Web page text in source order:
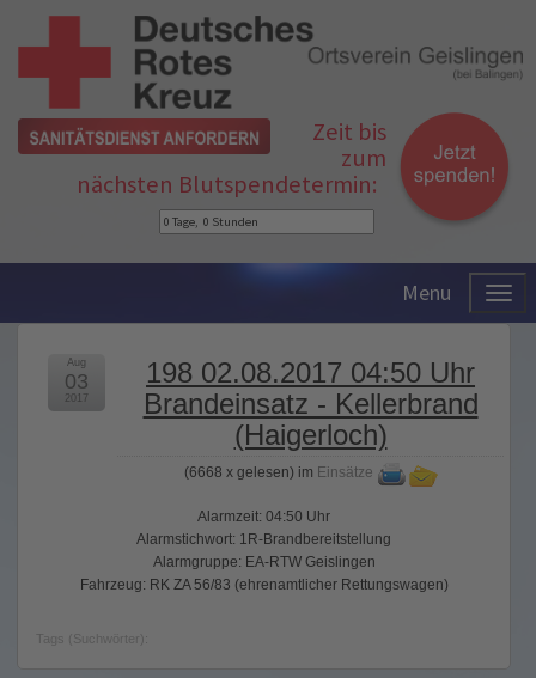
Zeit bis
zum
nächsten Blutspendetermin:
Menu
198 02.08.2017 04:50 Uhr
Brandeinsatz - Kellerbrand
(Haigerloch)
(6668 x gelesen) im Einsätze
Aug
03
2017
Alarmzeit: 04:50 Uhr
Alarmstichwort: 1R-Brandbereitstellung
Alarmgruppe: EA-RTW Geislingen
Fahrzeug: RK ZA 56/83 (ehrenamtlicher Rettungswagen)
Tags (Suchwörter):